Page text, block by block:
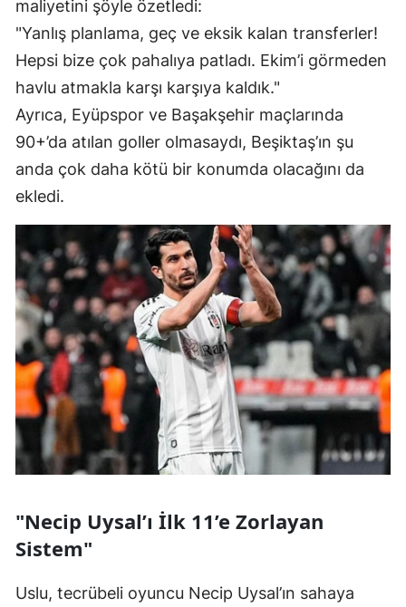
maliyetini şöyle özetledi:
"Yanlış planlama, geç ve eksik kalan transferler!
Hepsi bize çok pahalıya patladı. Ekim’i görmeden
havlu atmakla karşı karşıya kaldık."
Ayrıca, Eyüpspor ve Başakşehir maçlarında
90+’da atılan goller olmasaydı, Beşiktaş’ın şu
anda çok daha kötü bir konumda olacağını da
ekledi.
"Necip Uysal’ı İlk 11’e Zorlayan
Sistem"
Uslu, tecrübeli oyuncu Necip Uysal’ın sahaya